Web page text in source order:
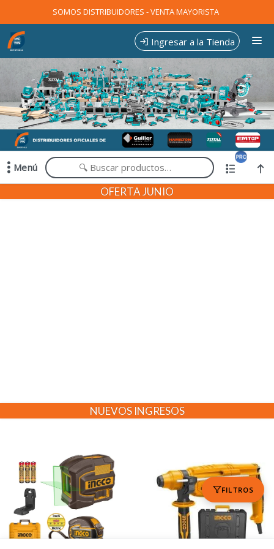
SOMOS DISTRIBUIDORES - VENTA MAYORISTA
Ingresar a la Tienda
CÓMO COMPRAR
CONTACTO
Menú
Comprá online productos de en EXPOTOOLS
FILTROS
OFERTA JUNIO
NUEVOS INGRESOS